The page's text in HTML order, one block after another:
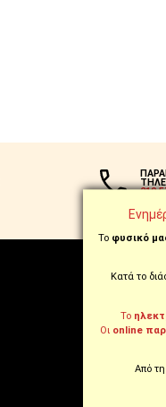
Το φυσικό
Κατά το
Το
Οι online
Από τη